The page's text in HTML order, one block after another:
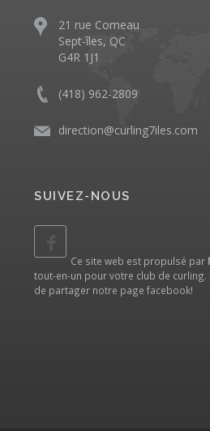
21 rue Comeau
Sept-îles, QC
G4R 1J1
(418) 962-2809
direction@curling7iles.com
SUIVEZ-NOUS
Ce site web est propulsé par
tout-en-un pour votre club de
de partager notre page facebook!